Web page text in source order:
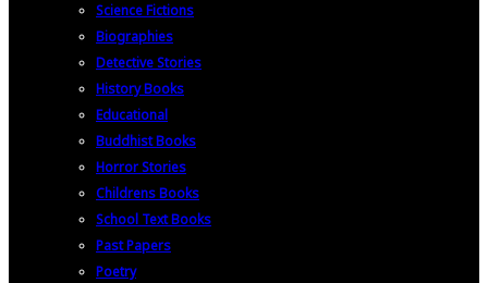
Science Fictions
Biographies
Detective Stories
History Books
Educational
Buddhist Books
Horror Stories
Childrens Books
School Text Books
Past Papers
Poetry